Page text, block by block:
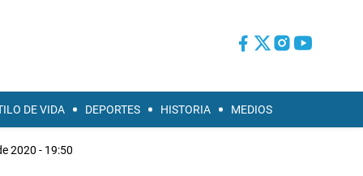
DE VIDA DEPORTES HISTORIA MEDIOS
2020 - 19:50